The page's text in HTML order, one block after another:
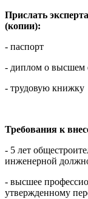
Прислать
(копии):
- паспорт
- диплом о высшем
- трудовую книжку
Требования к
- 5 лет
инженерной
- высшее
утвержденному